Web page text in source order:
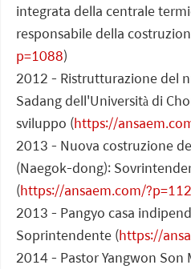
integrata della centrale
responsabile della
p=1088)
2012 - Ristrutturazione del
Sadang dell'Università di
sviluppo (https://
2013 - Nuova costruzione
(Naegok-dong):
(https://ansaem.com/
2013 - Pangyo casa
Soprintendente (https://
2014 - Pastor Yangwon Son